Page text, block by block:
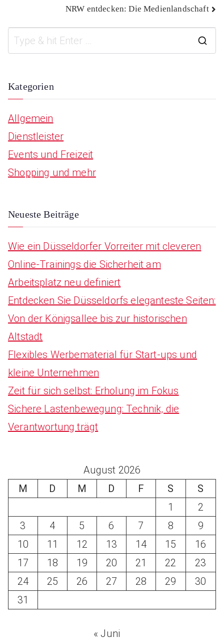
NRW entdecken: Die Medienlandschaft
r
Kategorien
Allgemein
Dienstleister
Events und Freizeit
Shopping und mehr
Neueste Beiträge
Wie ein Düsseldorfer Vorreiter mit cleveren
Online-Trainings die Sicherheit am
Arbeitsplatz neu definiert
Entdecken Sie Düsseldorfs eleganteste Seiten:
Von der Königsallee bis zur historischen
Altstadt
Flexibles Werbematerial für Start-ups und
kleine Unternehmen
Zeit für sich selbst: Erholung im Fokus
Sichere Lastenbewegung: Technik, die
Verantwortung trägt
August 2026
M
D M D F S
S
1
2
3
4 5 6 7 8
9
10
11 12 13 14 15
16
17
18 19 20 21 22
23
24
25 26 27 28 29
30
31
« Juni